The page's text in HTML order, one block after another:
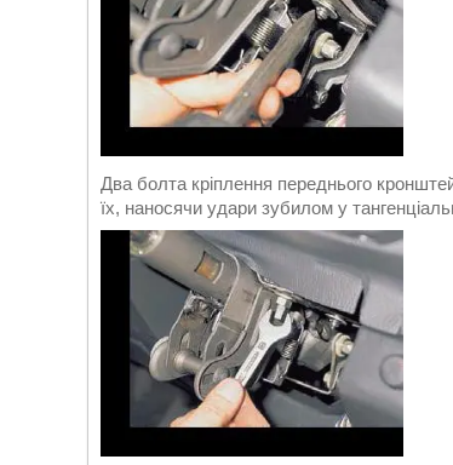
Два болта кріплення переднього
їх, наносячи удари зубилом у